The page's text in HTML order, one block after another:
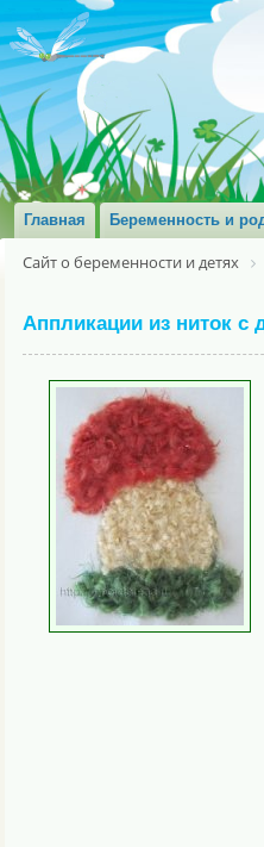
Главная Беременность и
Сайт о беременности и детях
Аппликации из ниток с